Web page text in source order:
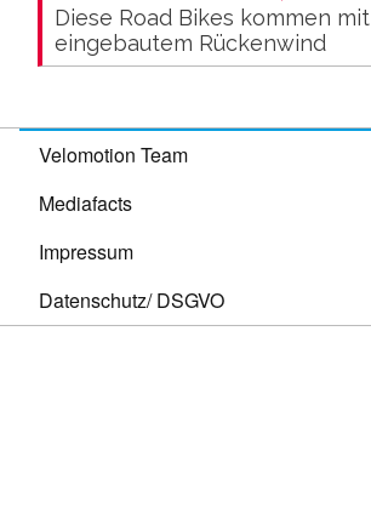
Diese Road Bikes kommen mit
eingebautem Rückenwind
Velomotion Team
Mediafacts
Impressum
Datenschutz/ DSGVO